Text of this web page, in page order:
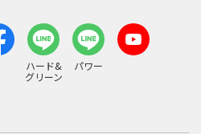
ハード&
グリーン
パワー